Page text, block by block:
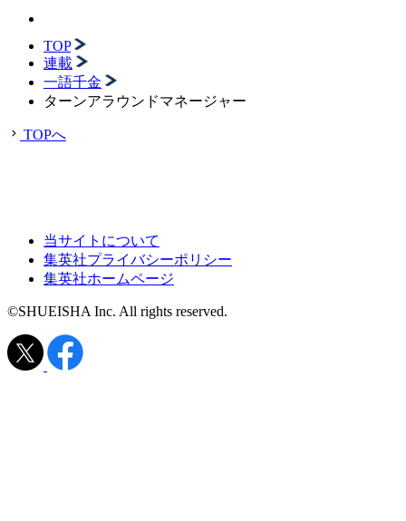
TOP
連載
一語千金
ターンアラウンドマネージャー
TOPへ
当サイトについて
集英社プライバシーポリシー
集英社ホームページ
©SHUEISHA Inc. All rights reserved.